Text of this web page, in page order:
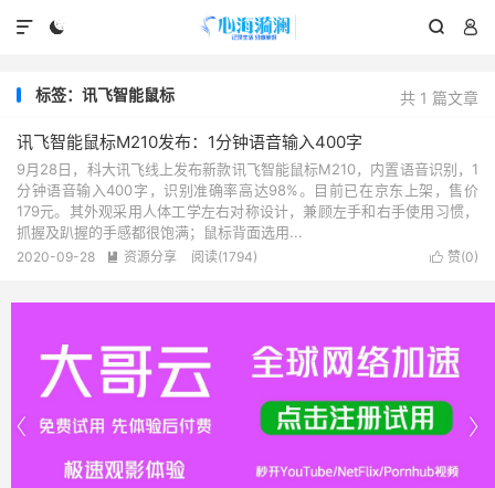
  

共 1 篇文章
标签：讯飞智能鼠标
讯飞智能鼠标M210发布：1分钟语音输入400字
9月28日，科大讯飞线上发布新款讯飞智能鼠标M210，内置语音识别，1
分钟语音输入400字，识别准确率高达98%。目前已在京东上架，售价
179元。其外观采用人体工学左右对称设计，兼顾左手和右手使用习惯，
抓握及趴握的手感都很饱满；鼠标背面选用...
 赞(0)
2020-09-28  资源分享 阅读(1794)

